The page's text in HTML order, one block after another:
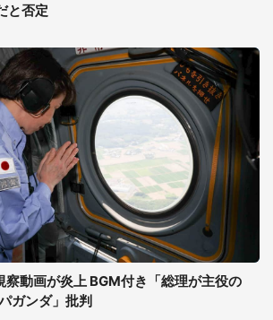
と否定
察動画が炎上 BGM付き「総理が主役の
ガンダ」批判